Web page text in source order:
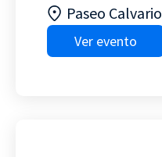
Paseo Calvario
Ver evento